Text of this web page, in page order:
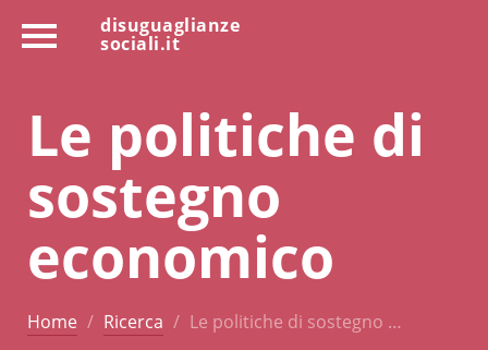
disuguaglianze
sociali.it
Le politiche di
sostegno
economico
Home Ricerca Le politiche di sostegno …